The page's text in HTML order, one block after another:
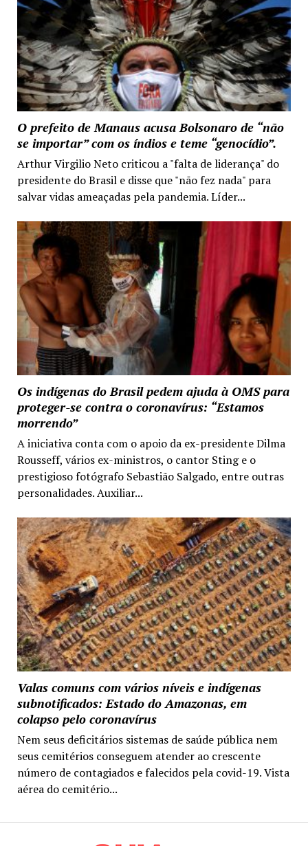
O prefeito de Manaus acusa Bolsonaro de “não
se importar” com os índios e teme “genocídio”.
Arthur Virgilio Neto criticou a "falta de liderança" do
presidente do Brasil e disse que "não fez nada" para
salvar vidas ameaçadas pela pandemia. Líder...
Os indígenas do Brasil pedem ajuda à OMS para
proteger-se contra o coronavírus: “Estamos
morrendo”
A iniciativa conta com o apoio da ex-presidente Dilma
Rousseff, vários ex-ministros, o cantor Sting e o
prestigioso fotógrafo Sebastião Salgado, entre outras
personalidades. Auxiliar...
Valas comuns com vários níveis e indígenas
subnotificados: Estado do Amazonas, em
colapso pelo coronavírus
Nem seus deficitários sistemas de saúde pública nem
seus cemitérios conseguem atender ao crescente
número de contagiados e falecidos pela covid-19. Vista
aérea do cemitério...